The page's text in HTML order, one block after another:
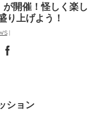
開催！怪しく楽し
り上げよう！
|
ション